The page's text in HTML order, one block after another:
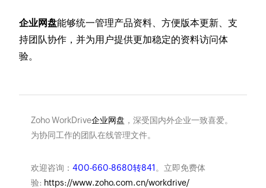
企业网盘能够统一管理产品资料、方便版本更新、支
持团队协作，并为用户提供更加稳定的资料访问体
验。
Zoho WorkDrive企业网盘 ，深受国内外企业一致喜爱。
为协同工作的团队在线管理文件。
欢迎咨询： 400-660-8680转841 。立即免费体
验: https://www.zoho.com.cn/workdrive/